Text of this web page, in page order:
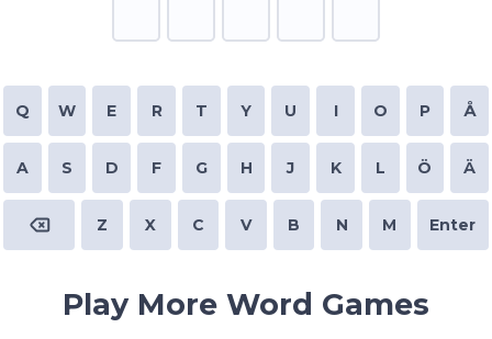
Q W E R T Y U I O P Å
A S D F G H J K L Ö Ä
Z X C V B N M Enter
Play More Word Games